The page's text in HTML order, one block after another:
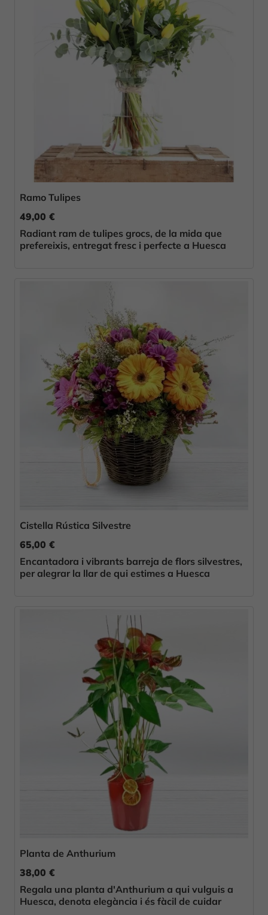
Ramo Tulipes
49,00 €
Radiant ram de tulipes grocs, de la mida que
prefereixis, entregat fresc i perfecte a Huesca
Cistella Rústica Silvestre
65,00 €
Encantadora i vibrants barreja de flors silvestres,
per alegrar la llar de qui estimes a Huesca
Planta de Anthurium
38,00 €
Regala una planta d'Anthurium a qui vulguis a
Huesca, denota elegància i és fàcil de cuidar